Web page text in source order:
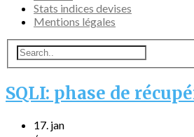
Stats indices devises
Mentions légales
SQLI: phase de
17. jan